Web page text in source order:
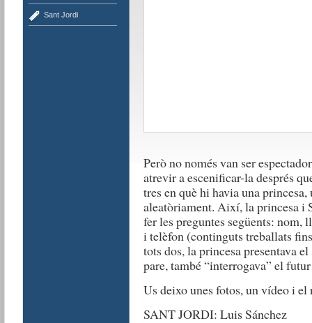
Sant Jordi
Però no només van ser
atrevir a escenificar-la després
tres en què hi havia una
aleatòriament. Així, la princesa i
fer les preguntes següents: nom,
i telèfon (continguts treballats
tots dos, la princesa presentava
pare, també “interrogava” el
Us deixo unes fotos, un vídeo i
SANT JORDI: Luis Sánchez